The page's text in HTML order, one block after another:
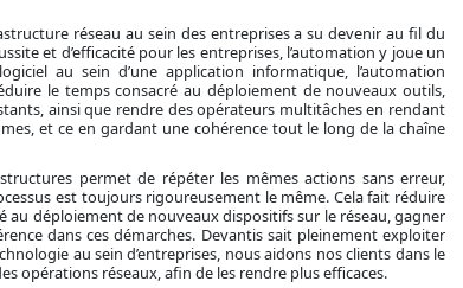
réseau au sein des entreprises a su devenir au fil du
et d’efficacité pour les entreprises, l’automation y joue un
au sein d’une application informatique, l’automation
le temps consacré au déploiement de nouveaux outils,
ainsi que rendre des opérateurs multitâches en rendant
et ce en gardant une cohérence tout le long de la chaîne
permet de répéter les mêmes actions sans erreur,
est toujours rigoureusement le même. Cela fait réduire
au déploiement de nouveaux dispositifs sur le réseau, gagner
dans ces démarches. Devantis sait pleinement exploiter
au sein d’entreprises, nous aidons nos clients dans le
opérations réseaux, afin de les rendre plus efficaces.